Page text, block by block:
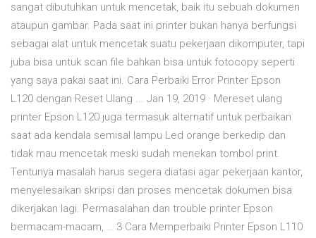
sangat dibutuhkan untuk mencetak, baik itu sebuah dokumen
ataupun gambar. Pada saat ini printer bukan hanya berfungsi
sebagai alat untuk mencetak suatu pekerjaan dikomputer, tapi
juba bisa untuk scan file bahkan bisa untuk fotocopy seperti
yang saya pakai saat ini. Cara Perbaiki Error Printer Epson
L120 dengan Reset Ulang ... Jan 19, 2019 · Mereset ulang
printer Epson L120 juga termasuk alternatif untuk perbaikan
saat ada kendala semisal lampu Led orange berkedip dan
tidak mau mencetak meski sudah menekan tombol print.
Tentunya masalah harus segera diatasi agar pekerjaan kantor,
menyelesaikan skripsi dan proses mencetak dokumen bisa
dikerjakan lagi. Permasalahan dan trouble printer Epson
bermacam-macam, … 3 Cara Memperbaiki Printer Epson L110